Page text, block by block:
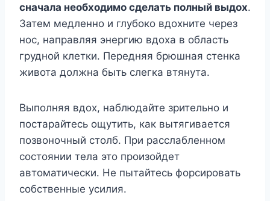
сначала необходимо сделать полный выдох.
Затем медленно и глубоко вдохните через
нос, направляя энергию вдоха в область
грудной клетки. Передняя брюшная стенка
живота должна быть слегка втянута.
Выполняя вдох, наблюдайте зрительно и
постарайтесь ощутить, как вытягивается
позвоночный столб. При расслабленном
состоянии тела это произойдет
автоматически. Не пытайтесь форсировать
собственные усилия.